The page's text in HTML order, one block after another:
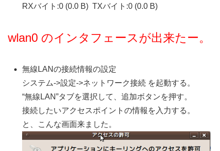
RXバイト:0 (0.0 B) TXバイト:0 (0.0 B)
wlan0 のインタフェースが出来たー。
無線LANの接続情報の設定
システム->設定->ネットワーク接続 を起動する。
“無線LAN”タブを選択して、追加ボタンを押す。
接続したいアクセスポイントの情報を入力する。
と、こんな画面来ました。